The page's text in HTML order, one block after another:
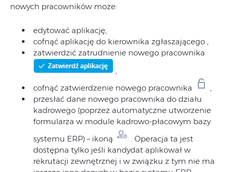
nowych pracowników może:
edytować aplikację,
cofnąć aplikację do kierownika zgłaszającego ,
zatwierdzić zatrudnienie nowego pracownika
,
cofnąć zatwierdzenie nowego pracownika
,
przesłać dane nowego pracownika do działu
kadrowego (poprzez automatyczne utworzenie
formularza w module kadrowo-płacowym bazy
systemu ERP) – ikoną
. Operacja ta jest
dostępna tylko jeśli kandydat aplikował w
rekrutacji zewnętrznej i w związku z tym nie ma